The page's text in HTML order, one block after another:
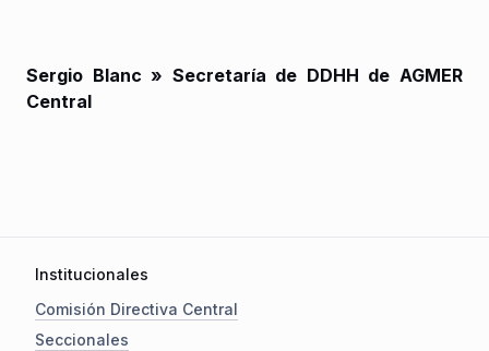
Sergio Blanc » Secretaría de DDHH de AGMER
Central
Institucionales
Comisión Directiva Central
Seccionales